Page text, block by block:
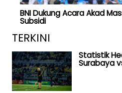
BNI Dukung Acara Akad
Subsidi
TERKINI
Statistik
Surabaya